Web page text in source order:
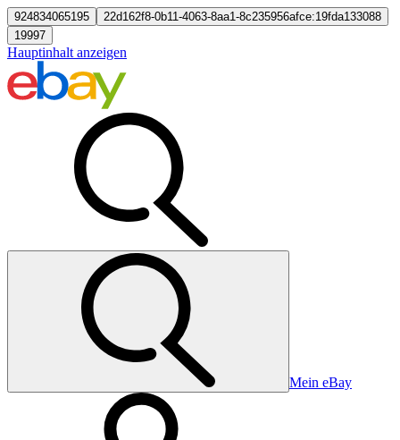
924834065195
22d162f8-0b11-4063-8aa1-8c235956afce:19fda133088
19997
Hauptinhalt anzeigen
Mein eBay